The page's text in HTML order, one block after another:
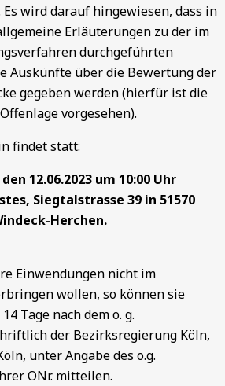
wird darauf hingewiesen, dass in
Erläuterungen zu der im
durchgeführten
Auskünfte über die Bewertung der
gegeben werden (hierfür ist die
vorgesehen).
findet statt:
12.06.2023 um 10:00 Uhr
Siegtalstrasse 39 in 51570
Herchen.
Einwendungen nicht im
wollen, so können sie
Tage nach dem o. g.
der Bezirksregierung Köln,
unter Angabe des o.g.
ONr. mitteilen.